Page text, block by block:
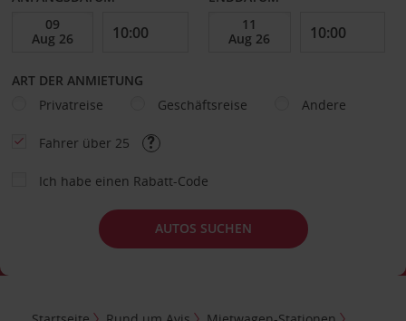
ART DER ANMIETUNG
Privatreise
Geschäftsreise Andere
Fahrer über 25
Ich habe einen Rabatt-Code
AUTOS SUCHEN